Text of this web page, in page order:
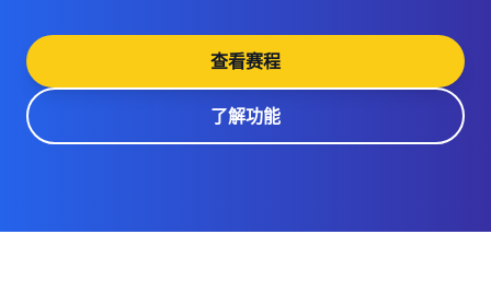
查看赛程
了解功能